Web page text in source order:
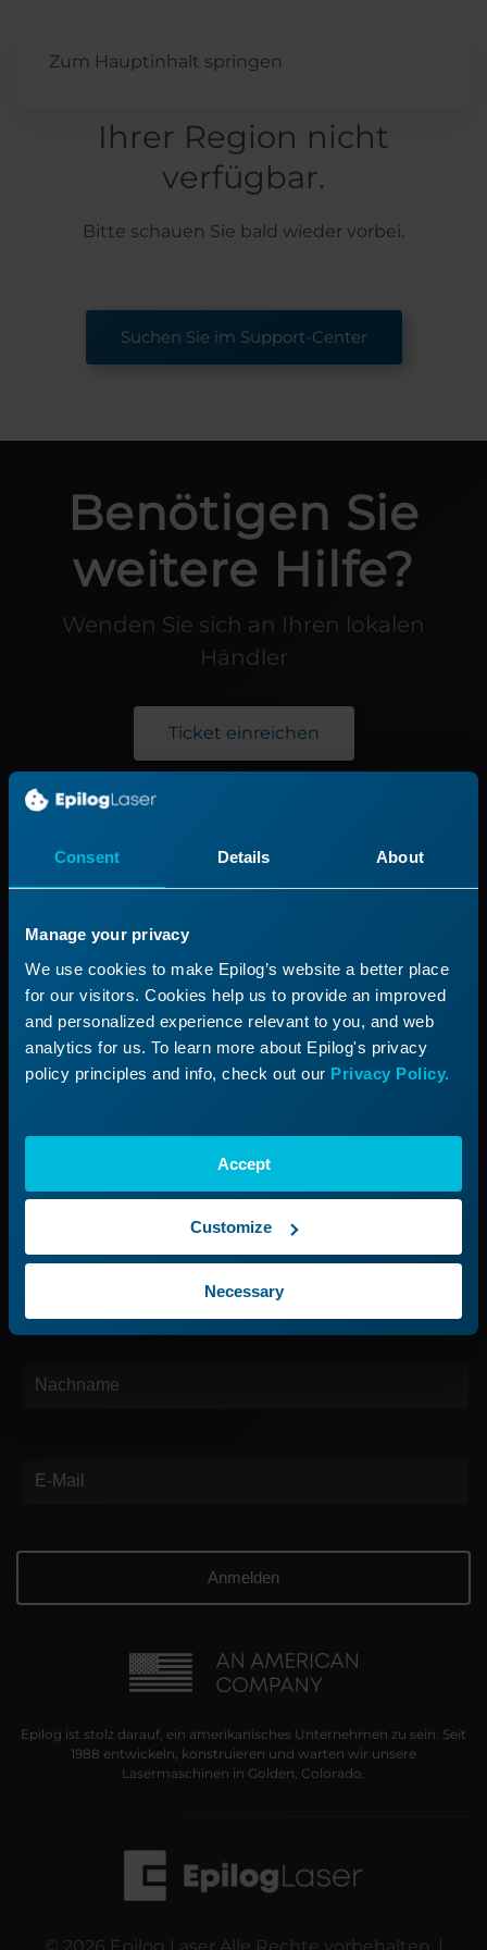
Consent Details About
Manage your privacy
We use cookies to make Epilog’s website a better place
for our visitors. Cookies help us to provide an improved
and personalized experience relevant to you, and web
analytics for us. To learn more about Epilog's privacy
policy principles and info, check out our Privacy Policy.
Accept
Customize
Necessary
Zum Hauptinhalt springen
Ihrer Region nicht
verfügbar.
Bitte schauen Sie bald wieder vorbei.
Suchen Sie im Support-Center
Benötigen Sie
weitere Hilfe?
Wenden Sie sich an Ihren lokalen
Händler
Ticket einreichen
Produktlinie
Unterstützung
Support-Prozess
Ticket einreichen
Unternehmen
Über uns
Kontaktieren Sie uns
Finden Sie Ihren Vertreter
Melden Sie sich für unseren Newsletter an
Epilog ist stolz darauf, ein amerikanisches Unternehmen zu sein. Seit
1988 entwickeln, konstruieren und warten wir unsere
Lasermaschinen in Golden, Colorado.